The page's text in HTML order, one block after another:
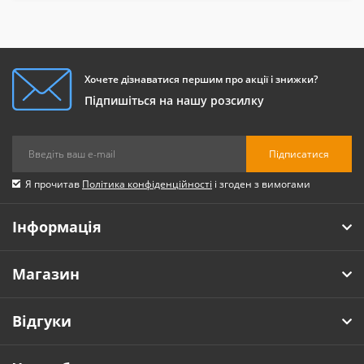
Хочете дізнаватися першим про акції і знижки?
Підпишіться на нашу розсилку
Підписатися
Я прочитав Політика конфіденційності і згоден з вимогами
Інформація
Магазин
Відгуки